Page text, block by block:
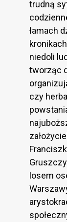
trudną
łamach
niedoli
tworząc
czy
losem